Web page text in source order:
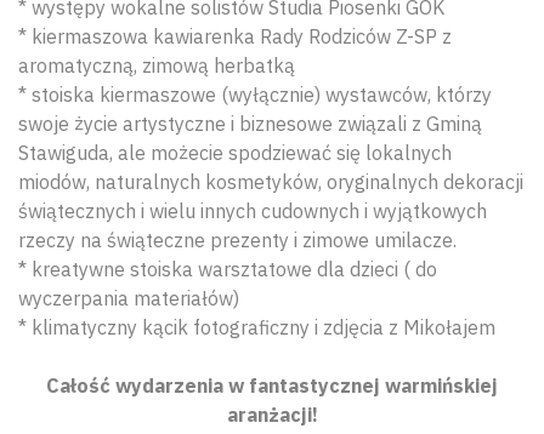
* występy wokalne solistów Studia Piosenki GOK
* kiermaszowa kawiarenka Rady Rodziców Z-SP z
aromatyczną, zimową herbatką
* stoiska kiermaszowe (wyłącznie) wystawców, którzy
swoje życie artystyczne i biznesowe związali z Gminą
Stawiguda, ale możecie spodziewać się lokalnych
miodów, naturalnych kosmetyków, oryginalnych dekoracji
świątecznych i wielu innych cudownych i wyjątkowych
rzeczy na świąteczne prezenty i zimowe umilacze.
* kreatywne stoiska warsztatowe dla dzieci ( do
wyczerpania materiałów)
* klimatyczny kącik fotograficzny i zdjęcia z Mikołajem
Całość wydarzenia w fantastycznej warmińskiej
aranżacji!